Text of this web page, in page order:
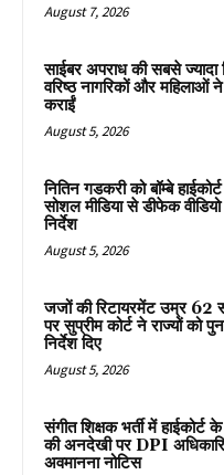
August 7, 2026
साईबर अपराध की सबसे ज्यादा
वरिष्ठ नागरिकों और महिलाओं
कराईं
August 5, 2026
नितिन गडकरी को बॉम्बे
सोशल मीडिया से डीफेक
निर्देश
August 5, 2026
जजों की रिटायरमेंट उम्र 62
पर सुप्रीम कोर्ट ने राज्यों को
निर्देश दिए
August 5, 2026
संगीत शिक्षक भर्ती में
की अनदेखी पर DPI
अवमानना नोटिस